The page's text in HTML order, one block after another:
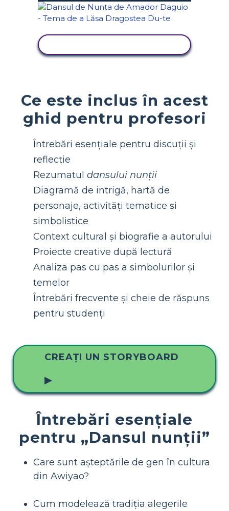
Ce este inclus în acest
ghid pentru profesori
Întrebări esențiale pentru discuții și
reflecție
Rezumatul dansului nunții
Diagramă de intrigă, hartă de
personaje, activități tematice și
simbolistice
Context cultural și biografie a autorului
Proiecte creative după lectură
Analiza pas cu pas a simbolurilor și
temelor
Întrebări frecvente și cheie de răspuns
pentru studenți
CREAȚI UN STORYBOARD
▶
Întrebări esențiale
pentru „Dansul nunții”
Care sunt așteptările de gen în cultura
din Awiyao?
Cum modelează tradiția alegerile